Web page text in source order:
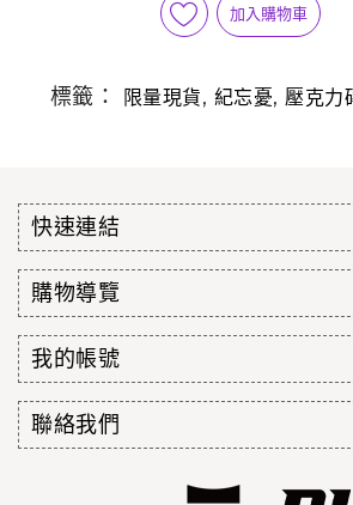
加入購物車
標籤： 限量現貨, 紀忘憂, 壓克力
快速連結
購物導覽
我的帳號
聯絡我們